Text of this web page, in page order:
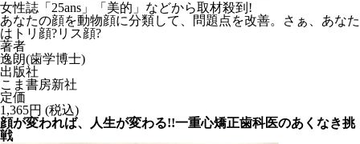
女性誌「25ans」「美的」などから取材殺到!
あなたの顔を動物顔に分類して、問題点を改善。さぁ、あなた
はトリ顔?リス顔?
著者
逸朗(歯学博士)
出版社
こま書房新社
定価
1,365円 (税込)
顔が変われば、人生が変わる!!一重心矯正歯科医のあくなき挑
戦